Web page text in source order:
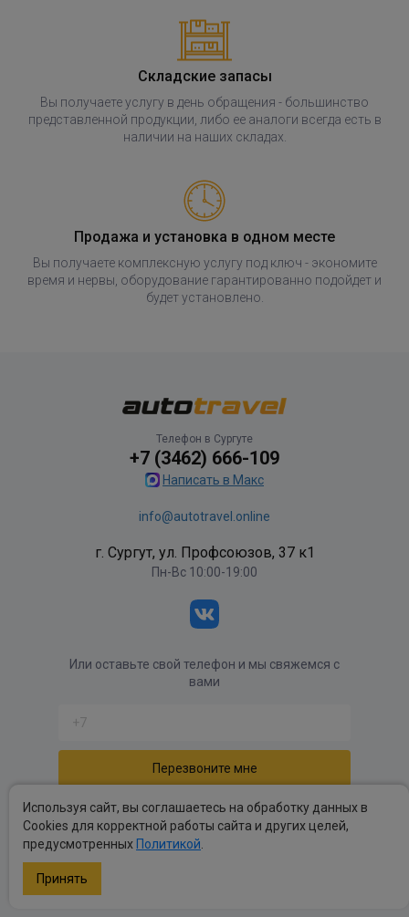
Складские запасы
Вы получаете услугу в день обращения - большинство
представленной продукции, либо ее аналоги всегда есть в
наличии на наших складах.
Продажа и установка в одном месте
Вы получаете комплексную услугу под ключ - экономите
время и нервы, оборудование гарантированно подойдет и
будет установлено.
Телефон в Сургуте
+7 (3462) 666-109
Написать в Макс
info@autotravel.online
г. Сургут, ул. Профсоюзов, 37 к1
Пн-Вс 10:00-19:00
Или оставьте свой телефон и мы свяжемся с
вами
Отправляя форму вы соглашаетесь сполитикой
обработки персональных данных.
Copyright autotravel © 2026 Все права защищены
Используя сайт, вы соглашаетесь на обработку данных в
Cookies для корректной работы сайта и других целей,
предусмотренных Политикой
Принять